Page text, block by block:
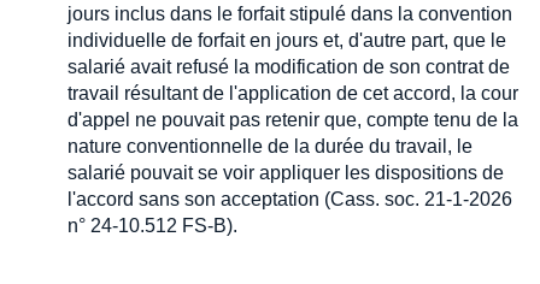
jours inclus dans le forfait stipulé dans la convention
individuelle de forfait en jours et, d'autre part, que le
salarié avait refusé la modification de son contrat de
travail résultant de l'application de cet accord, la cour
d'appel ne pouvait pas retenir que, compte tenu de la
nature conventionnelle de la durée du travail, le
salarié pouvait se voir appliquer les dispositions de
l'accord sans son acceptation (Cass. soc. 21-1-2026
n° 24-10.512 FS-B).